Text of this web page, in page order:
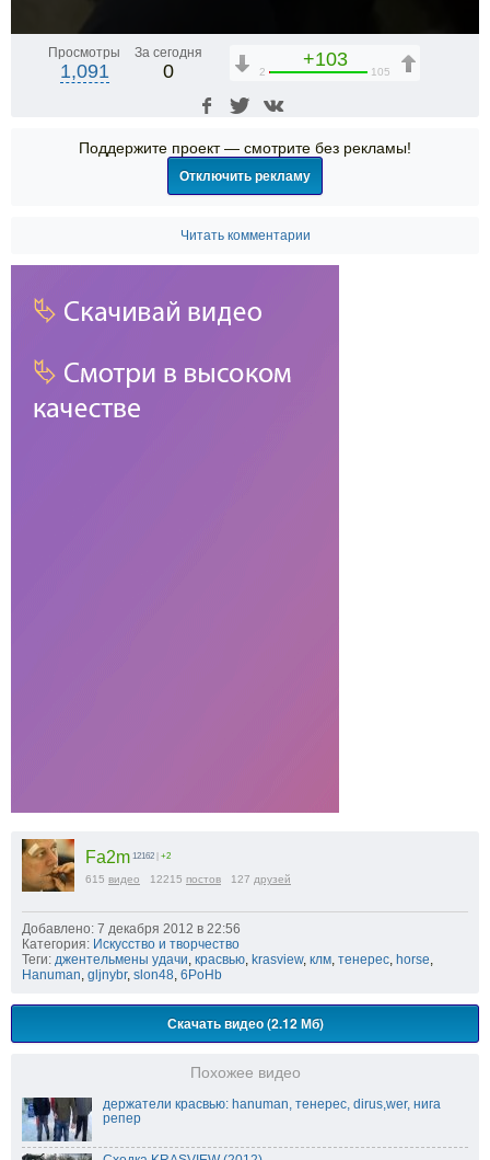
Просмотры
1,091
За сегодня
0
+103
2 105
Поддержите проект — смотрите без рекламы!
Отключить рекламу
Читать комментарии
Fa2m 12162 | +2
615 видео 12215 постов 127 друзей
Добавлено: 7 декабря 2012 в 22:56
Категория: Искусство и творчество
Теги: джентельмены удачи красвью krasview, клм тенерес horse
Hanuman gljnybr, slon48 6PoHb
Скачать видео (2.12 Мб)
Похожее видео
держатели красвью: hanuman, тенерес, dirus,wer, нига
репер